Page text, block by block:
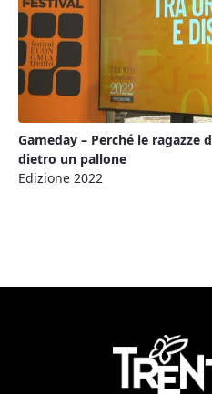
Gameday – Perché le ragazze
dietro un pallone
Edizione 2022